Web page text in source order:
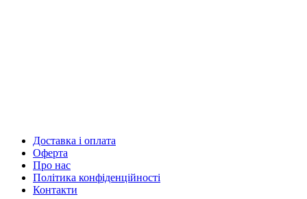
Доставка і оплата
Оферта
Про нас
Політика конфіденційності
Контакти